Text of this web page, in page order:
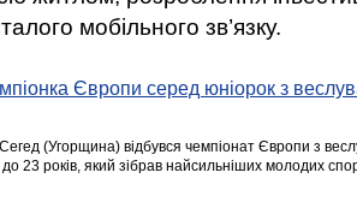
мобільного зв’язку.
Європи серед юніорок з
(Угорщина) відбувся чемпіонат Європи з
23 років, який зібрав найсильніших молодих